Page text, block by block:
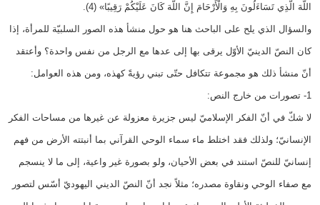
اللَّهَ الَّذِي تَسَاءَلُونَ بِهِ وَالْأَرْحَامَ إِنَّ اللَّهَ كَانَ عَلَيْكُمْ رَقِيبًا» (4).
والسؤال الذي يلح على الباحث هنا هو حول منشأ هذه الصور السلبيّة للمرأة، إذا
كان النصّ الدينيّ الأوّل يرقى بها إلى عدها مع الرجل من نفس واحدة؟ وأعتقد
أنّ منشأ ذلك هو مجموعة تتكافل حتّى تبني رؤيةً كهذه، ومن هذه العوامل:
1- تصورات من خارج النص:
لا شكّ في أنّ الفكر الإسلاميّ ليس جزيرة معزولة عن غيرها من مساحات الفكر
الإنسانيّ؛ ولذلك فقد اختلط ماء سماء الوحي القرآني بما أنبتته الأرض من فهم
إنسانيّ للنصّ استند في بعض الأحيان، ولو بصورة غير واعية، إلى ما لا ينسجم
مع صفاء الوحي ونقاوة مصدره؛ مثلاً نجد أنّ النصّ الديني اليهوديّ أسّس لتصور